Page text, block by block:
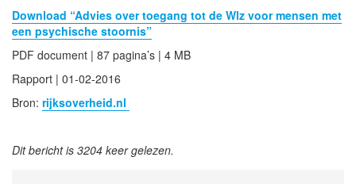
Download “Advies over toegang tot de Wlz voor mensen met
een psychische stoornis”
PDF document | 87 pagina’s | 4 MB
Rapport | 01-02-2016
Bron: rijksoverheid.nl
Dit bericht is 3204 keer gelezen.